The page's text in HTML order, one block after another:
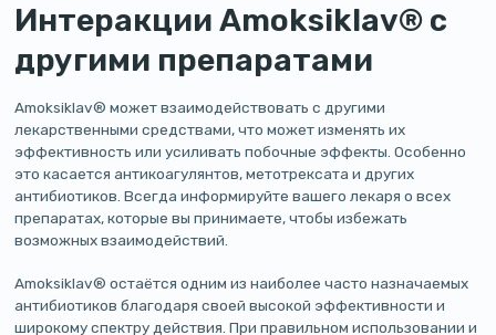
Интеракции Amoksiklav® с
другими препаратами
Amoksiklav® может взаимодействовать с другими
лекарственными средствами, что может изменять их
эффективность или усиливать побочные эффекты. Особенно
это касается антикоагулянтов, метотрексата и других
антибиотиков. Всегда информируйте вашего лекаря о всех
препаратах, которые вы принимаете, чтобы избежать
возможных взаимодействий.
Amoksiklav® остаётся одним из наиболее часто назначаемых
антибиотиков благодаря своей высокой эффективности и
широкому спектру действия. При правильном использовании и